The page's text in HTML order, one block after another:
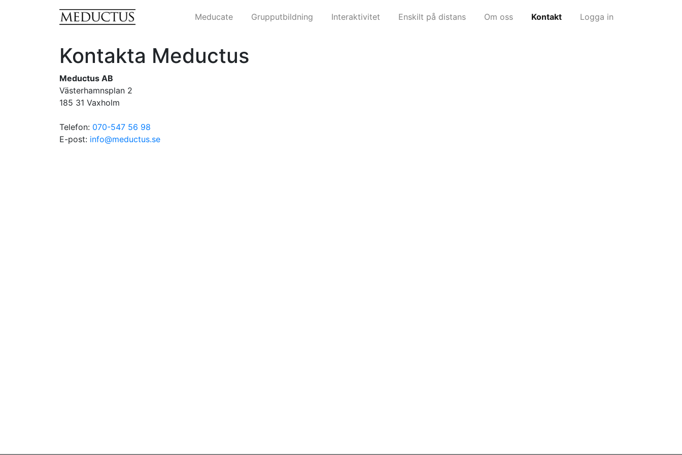
Meducate Grupputbildning Interaktivitet Enskilt på distans Om oss Kontakt Logga in
Kontakta Meductus
Meductus AB
Västerhamnsplan 2
185 31 Vaxholm
Telefon: 070-547 56 98
E-post: info@meductus.se